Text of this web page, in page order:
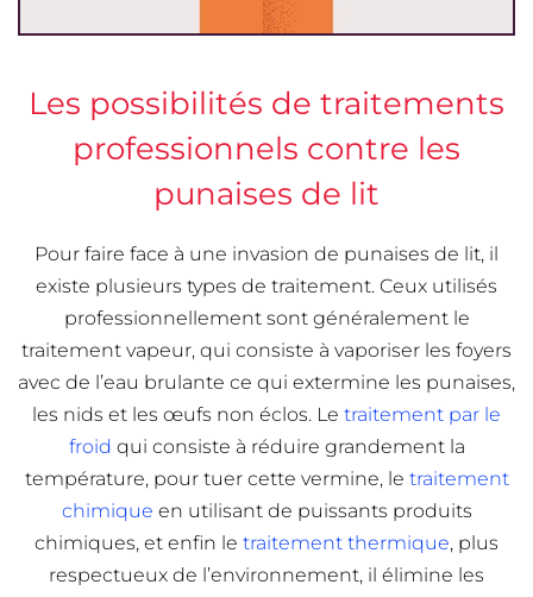
Les possibilités de traitements
professionnels contre les
punaises de lit
Pour faire face à une invasion de punaises de lit, il
existe plusieurs types de traitement. Ceux utilisés
professionnellement sont généralement le
traitement vapeur, qui consiste à vaporiser les foyers
avec de l’eau brulante ce qui extermine les punaises,
les nids et les œufs non éclos. Le traitement par le
froid qui consiste à réduire grandement la
température, pour tuer cette vermine, le traitement
chimique en utilisant de puissants produits
chimiques, et enfin le traitement thermique, plus
respectueux de l’environnement, il élimine les